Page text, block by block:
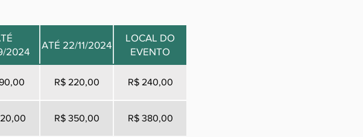
2024
ATÉ 22/11/2024
LOCAL DO
EVENTO
R$ 220,00 R$ 240,00
R$ 350,00 R$ 380,00